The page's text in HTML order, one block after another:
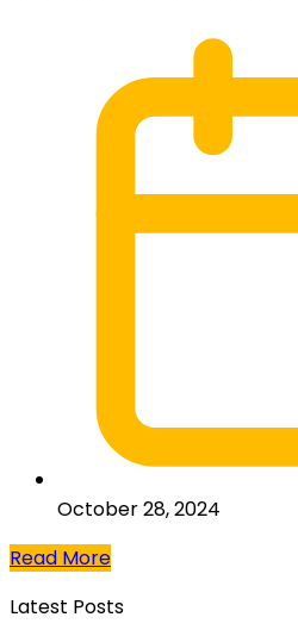
October 28, 2024
Read More
Latest Posts